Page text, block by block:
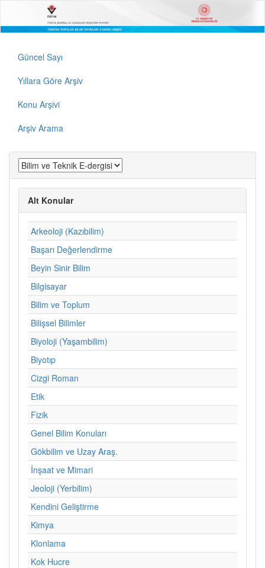
Güncel Sayı
Yıllara Göre Arşiv
Konu Arşivi
Arşiv Arama
Alt Konular
Arkeoloji (Kazıbilim)
Başarı Değerlendirme
Beyin Sinir Bilim
Bilgisayar
Bilim ve Toplum
Bilişsel Bilimler
Biyoloji (Yaşambilim)
Biyotıp
Cizgi Roman
Etik
Fizik
Genel Bilim Konuları
Gökbilim ve Uzay Araş.
İnşaat ve Mimari
Jeoloji (Yerbilim)
Kendini Geliştirme
Kimya
Klonlama
Kok Hucre